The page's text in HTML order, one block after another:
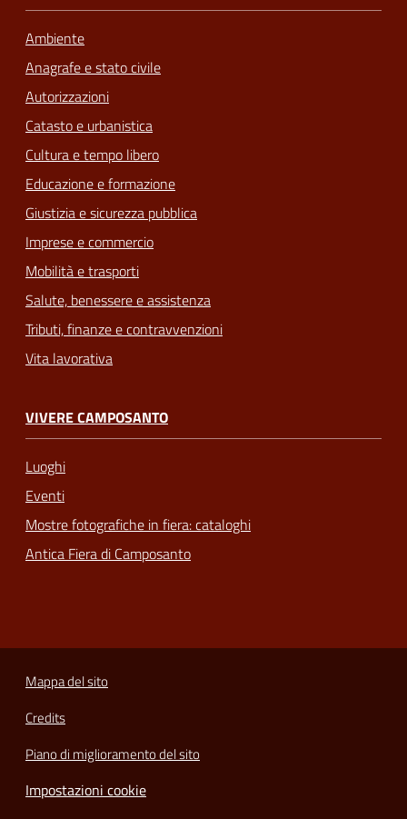
Ambiente
Anagrafe e stato civile
Autorizzazioni
Catasto e urbanistica
Cultura e tempo libero
Educazione e formazione
Giustizia e sicurezza pubblica
Imprese e commercio
Mobilità e trasporti
Salute, benessere e assistenza
Tributi, finanze e contravvenzioni
Vita lavorativa
VIVERE CAMPOSANTO
Luoghi
Eventi
Mostre fotografiche in fiera: cataloghi
Antica Fiera di Camposanto
Mappa del sito
Credits
Piano di miglioramento del sito
Impostazioni cookie